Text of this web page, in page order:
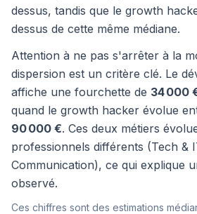
dessus, tandis que le growth
dessus de cette même médiane.
Attention à ne pas s'arrêter à la
dispersion est un critère clé. Le
affiche une fourchette de 34 000
quand le growth hacker évolue
90 000 €. Ces deux métiers
professionnels différents (Tech &
Communication), ce qui explique
observé.
Ces chiffres sont des estimations